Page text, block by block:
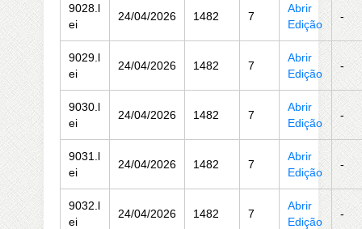
9028.l
ei
24/04/2026 1482 7
Abrir
Edição
-
9029.l
ei
24/04/2026 1482 7
Abrir
Edição
-
9030.l
ei
24/04/2026 1482 7
Abrir
Edição
-
9031.l
ei
24/04/2026 1482 7
Abrir
Edição
-
9032.l
ei
24/04/2026 1482 7
Abrir
Edição
-